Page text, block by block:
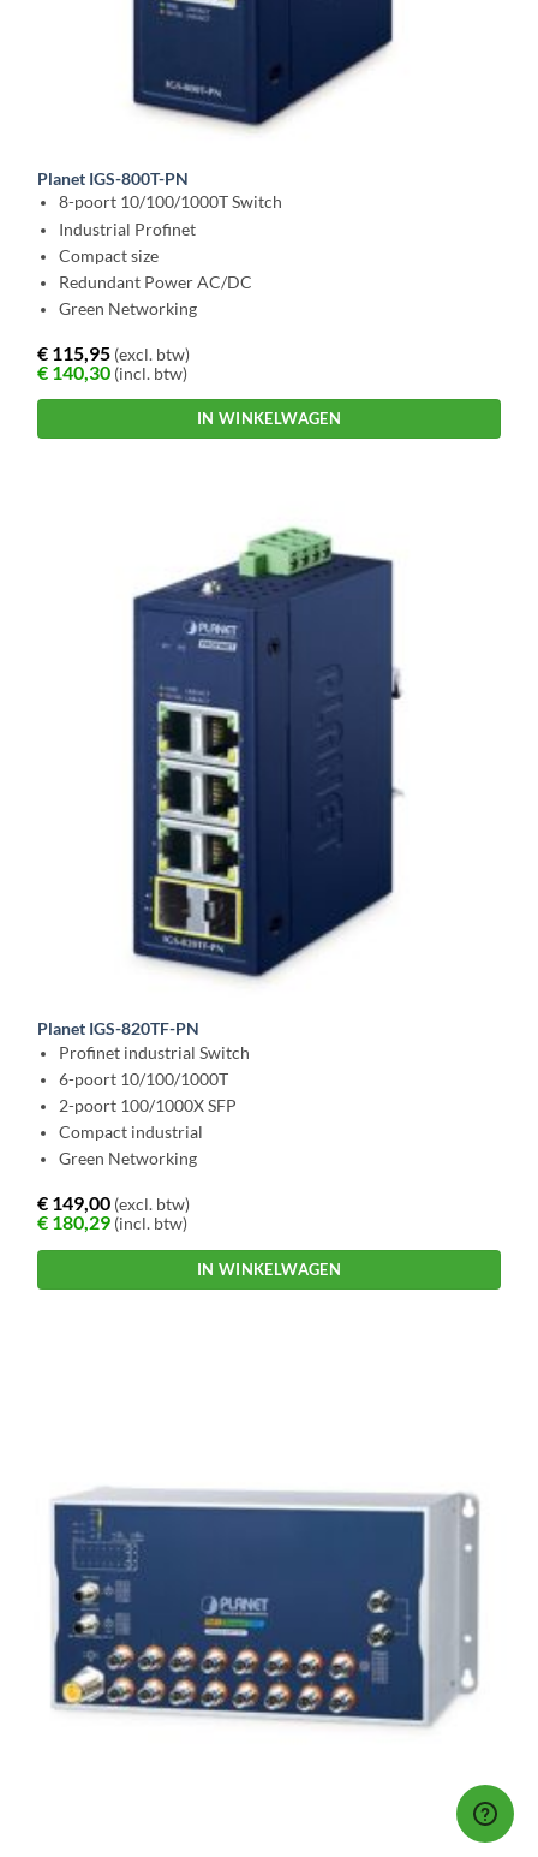
Planet IGS-800T-PN
8-poort 10/100/1000T Switch
Industrial Profinet
Compact size
Redundant Power AC/DC
Green Networking
€ 115,95 (excl. btw)
€ 140,30 (incl. btw)
IN WINKELWAGEN
Planet IGS-820TF-PN
Profinet industrial Switch
6-poort 10/100/1000T
2-poort 100/1000X SFP
Compact industrial
Green Networking
€ 149,00 (excl. btw)
€ 180,29 (incl. btw)
IN WINKELWAGEN